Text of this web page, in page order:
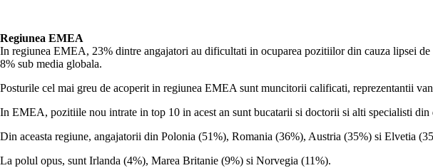
Regiunea EMEA
In regiunea EMEA, 23% dintre angajatori au dificultati in ocuparea pozitiilor din cauza lipsei
8% sub media globala.
Posturile cel mai greu de acoperit in regiunea EMEA sunt muncitorii calificati, reprezentantii
In EMEA, pozitiile nou intrate in top 10 in acest an sunt bucatarii si doctorii si alti specialisti
Din aceasta regiune, angajatorii din Polonia (51%), Romania (36%), Austria (35%) si Elvetia
La polul opus, sunt Irlanda (4%), Marea Britanie (9%) si Norvegia (11%).